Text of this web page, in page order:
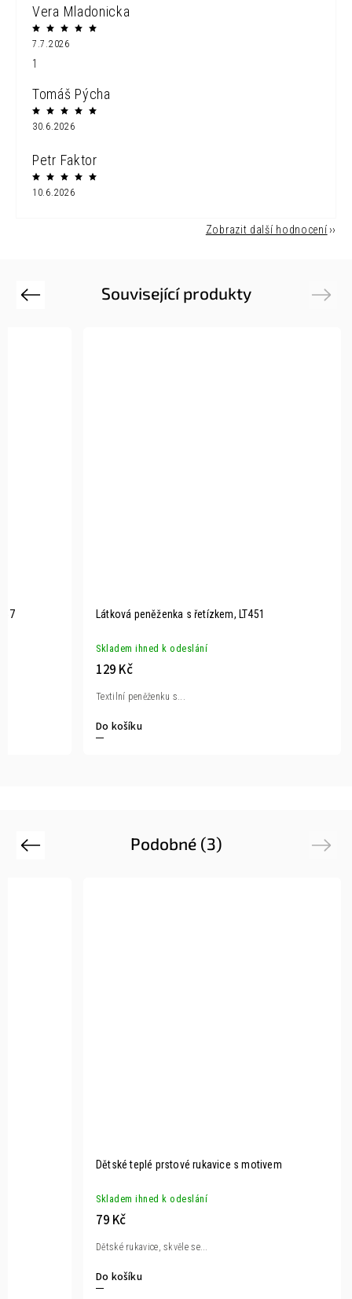
Vera Mladonicka
7.7.2026
1
Tomáš Pýcha
30.6.2026
Petr Faktor
10.6.2026
Zobrazit další hodnocení
Související produkty
Previous
Látková peněženka s řetízkem, LT451
Skladem ihned k odeslání
129 Kč
Do košíku
Textilní peněženku s...
Next
Podobné (3)
Previous
Dětské teplé prstové rukavice s motivem
Skladem ihned k odeslání
79 Kč
Do košíku
Dětské rukavice, skvěle se...
Next